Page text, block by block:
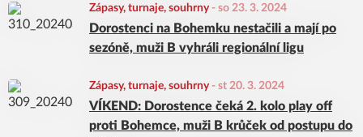
Zápasy, turnaje, souhrny - so 23. 3. 2024
Dorostenci na Bohemku nestačili a mají po
sezóně, muži B vyhráli regionální ligu
Zápasy, turnaje, souhrny - st 20. 3. 2024
VÍKEND: Dorostence čeká 2. kolo play off
proti Bohemce, muži B krůček od postupu do